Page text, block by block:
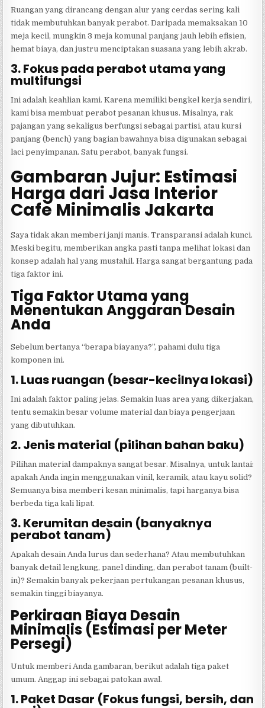
Ruangan yang dirancang dengan alur yang cerdas sering kali
tidak membutuhkan banyak perabot. Daripada memaksakan 10
meja kecil, mungkin 3 meja komunal panjang jauh lebih efisien,
hemat biaya, dan justru menciptakan suasana yang lebih akrab.
3. Fokus pada perabot utama yang
multifungsi
Ini adalah keahlian kami. Karena memiliki bengkel kerja sendiri,
kami bisa membuat perabot pesanan khusus. Misalnya, rak
pajangan yang sekaligus berfungsi sebagai partisi, atau kursi
panjang (bench) yang bagian bawahnya bisa digunakan sebagai
laci penyimpanan. Satu perabot, banyak fungsi.
Gambaran Jujur: Estimasi
Harga dari Jasa Interior
Cafe Minimalis Jakarta
Saya tidak akan memberi janji manis. Transparansi adalah kunci.
Meski begitu, memberikan angka pasti tanpa melihat lokasi dan
konsep adalah hal yang mustahil. Harga sangat bergantung pada
tiga faktor ini.
Tiga Faktor Utama yang
Menentukan Anggaran Desain
Anda
Sebelum bertanya “berapa biayanya?”, pahami dulu tiga
komponen ini.
1. Luas ruangan (besar-kecilnya lokasi)
Ini adalah faktor paling jelas. Semakin luas area yang dikerjakan,
tentu semakin besar volume material dan biaya pengerjaan
yang dibutuhkan.
2. Jenis material (pilihan bahan baku)
Pilihan material dampaknya sangat besar. Misalnya, untuk lantai:
apakah Anda ingin menggunakan vinil, keramik, atau kayu solid?
Semuanya bisa memberi kesan minimalis, tapi harganya bisa
berbeda tiga kali lipat.
3. Kerumitan desain (banyaknya
perabot tanam)
Apakah desain Anda lurus dan sederhana? Atau membutuhkan
banyak detail lengkung, panel dinding, dan perabot tanam (built-
in)? Semakin banyak pekerjaan pertukangan pesanan khusus,
semakin tinggi biayanya.
Perkiraan Biaya Desain
Minimalis (Estimasi per Meter
Persegi)
Untuk memberi Anda gambaran, berikut adalah tiga paket
umum. Anggap ini sebagai patokan awal.
1. Paket Dasar (Fokus fungsi, bersih, dan